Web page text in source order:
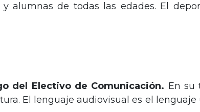
alumnas de todas las edades. El
del Electivo de Comunicación. En su
El lenguaje audiovisual es el lenguaje